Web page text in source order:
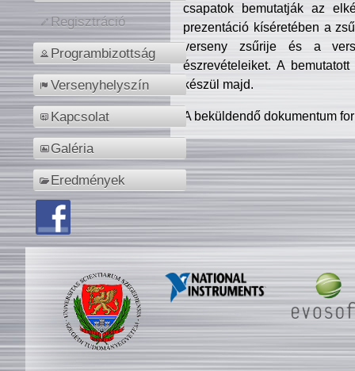
Regisztráció
Programbizottság
Versenyhelyszín
Kapcsolat
Galéria
Eredmények
csapatok bemutatják az
prezentáció kíséretében a
verseny zsűrije és a
észrevételeiket. A
készül majd.
A beküldendő dokumentum